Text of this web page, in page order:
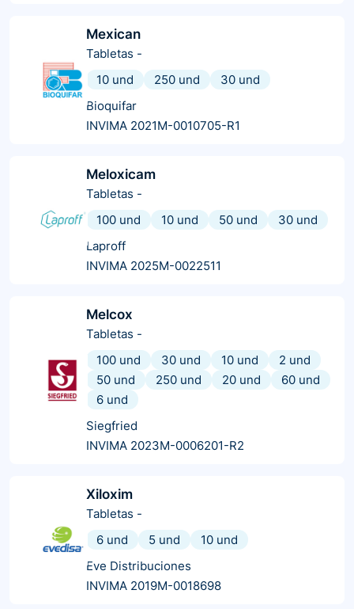
Mexican
Tabletas -
10 und
250 und
30 und
Bioquifar
INVIMA 2021M-0010705-R1
Meloxicam
Tabletas -
100 und
10 und 50 und
30 und
Laproff
INVIMA 2025M-0022511
Melcox
Tabletas -
100 und
30 und 10 und
2 und
50 und
250 und 20 und
60 und
6 und
Siegfried
INVIMA 2023M-0006201-R2
Xiloxim
Tabletas -
6 und
5 und
10 und
Eve Distribuciones
INVIMA 2019M-0018698